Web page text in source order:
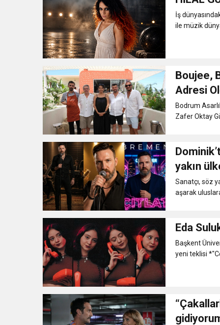
İş
ile müzik
Boujee,
Adresi
Bodrum
Zafer Oktay
yakın
Sanatçı, söz
aşarak
Eda
Başkent
yeni teklisi